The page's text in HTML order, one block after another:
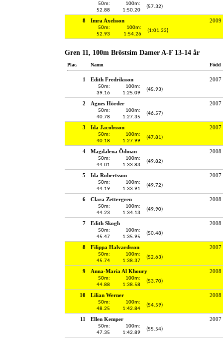
50m:
52.88
100m:
1:50.20
(57.32)
8 Imra Axelsson 2009
50m:
52.93
100m:
1:54.26
(1:01.33)
Gren 11, 100m Bröstsim Damer A-F 13-14 år
Plac. Namn Född
1 Edith Fredriksson 2007
50m:
39.16
100m:
1:25.09
(45.93)
2 Agnes Hörder 2007
50m:
40.78
100m:
1:27.35
(46.57)
3 Ida Jacobsson 2007
50m:
40.18
100m:
1:27.99
(47.81)
4 Magdalena Ödman 2008
50m:
44.01
100m:
1:33.83
(49.82)
5 Ida Robertsson 2007
50m:
44.19
100m:
1:33.91
(49.72)
6 Clara Zettergren 2008
50m:
44.23
100m:
1:34.13
(49.90)
7 Edith Skogh 2008
50m:
45.47
100m:
1:35.95
(50.48)
8 Filippa Halvardsson 2007
50m:
45.74
100m:
1:38.37
(52.63)
9 Anna-Maria Al Khoury 2008
50m:
44.88
100m:
1:38.58
(53.70)
10 Lilian Werner 2008
50m:
48.25
100m:
1:42.84
(54.59)
11 Ellen Kemper 2007
50m:
47.35
100m:
1:42.89
(55.54)